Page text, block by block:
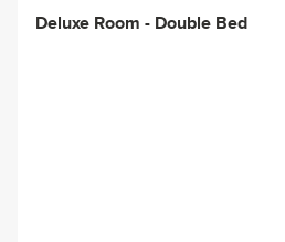
Deluxe Room - Double Bed